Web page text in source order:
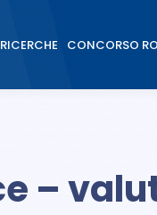
CONCORSO
–
CONCORSO